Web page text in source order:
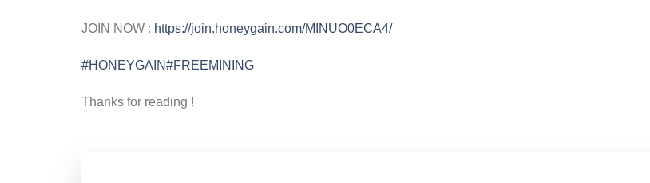
JOIN NOW : https://join.honeygain.com/MINUO0ECA4/
#HONEYGAIN#FREEMINING
Thanks for reading !